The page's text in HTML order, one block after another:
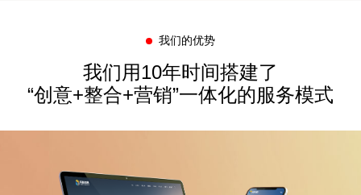
我们的优势
我们用10年时间搭建了
“创意+整合+营销”一体化的服务模式